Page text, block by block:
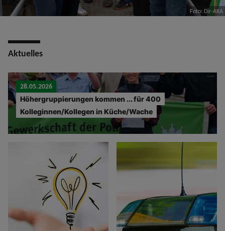
Foto: Dir-AKA
Aktuelles
28.05.2026
Höhergruppierungen kommen ... für 400
Kolleginnen/Kollegen in Küche/Wache